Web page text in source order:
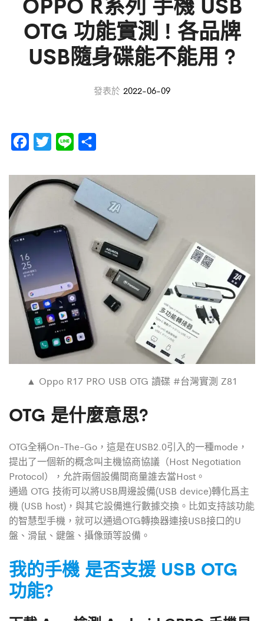
OTG 功能實測 ! 各品牌
USB隨身碟能不能用 ?
發表於 2022-06-09
c
e
o
k
i
e
r
n
e
▲ Oppo R17 PRO USB OTG 讀碟 #台灣實測 Z81
OTG 是什麼意思?
OTG全稱On-The-Go，這是在USB2.0引入的一種mode，
提出了一個新的概念叫主機協商協議（Host Negotiation
Protocol），允許兩個設備間商量誰去當Host。
通過 OTG 技術可以將USB周邊設備(USB device)轉化爲主
機 (USB host)，與其它設備進行數據交換。比如支持該功能
的智慧型手機，就可以通過OTG轉換器連接USB接口的U
盤、滑鼠、鍵盤、攝像頭等設備。
我的手機 是否支援 USB OTG
功能?